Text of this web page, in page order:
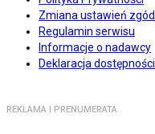
Zmiana ustawień zgód
Regulamin serwisu
Informacje o nadawcy
Deklaracja dostępności
REKLAMA I PRENUMERATA